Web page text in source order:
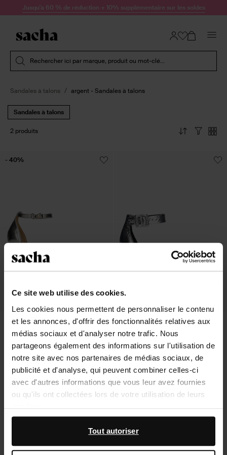
Ce site web utilise des cookies.
Les cookies nous permettent de personnaliser le contenu
et les annonces, d'offrir des fonctionnalités relatives aux
médias sociaux et d'analyser notre trafic. Nous
partageons également des informations sur l'utilisation de
notre site avec nos partenaires de médias sociaux, de
publicité et d'analyse, qui peuvent combiner celles-ci
avec d'autres informations que vous leur avez fournies
ou qu'ils ont collectées lors de votre utilisation de leurs
services.
En outre, nous travaillons avec Google à des fins de
publicité et de mesure. Vous pouvez en savoir plus sur la
Tout autoriser
Passer au contenu
Jusqu'à 60 % de réduction + 10% supplémentaire sur les soldes
Rechercher ici par marque, produit ou mot-clé...
Sandales à talons argent - Sandales à talons
Sandales à talons
2 produits
Sandales à talon - argenté
79.00
47.39
- 40%
Sandales métalliques à talon carré -
argenté
73.99
À propos de Sacha
Livraison